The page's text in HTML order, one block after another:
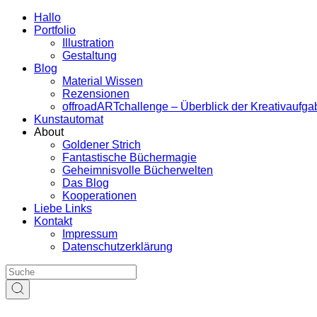
Hallo
Portfolio
Illustration
Gestaltung
Blog
Material Wissen
Rezensionen
offroadARTchallenge – Überblick der
Kunstautomat
About
Goldener Strich
Fantastische Büchermagie
Geheimnisvolle Bücherwelten
Das Blog
Kooperationen
Liebe Links
Kontakt
Impressum
Datenschutzerklärung